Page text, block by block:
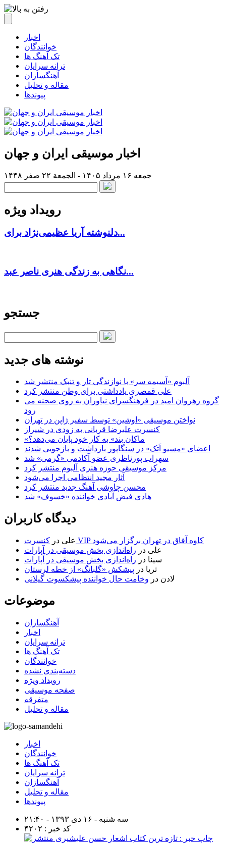
اخبار
خوانندگان
تک آهنگ ها
ترانه سرایان
آهنگسازان
مقاله و تحلیل
پیوندها
اخبار موسیقی ایران و جهان
جمعه ۱۶ مرداد ۱۴۰۵ - الجمعة ۲۲ صفر ۱۴۴۸
رویداد ویژه
دلنوشته آریا عظیمی‌نژاد برای...
نگاهی به زندگی هنری ناصر عبد...
جستجو
نوشته های جدید
آلبوم «آسیمه سر» با نوازندگی تار و تنبک منتشر شد
علی قمصری یادداشتی برای وطن منتشر کرد
گروه رهروان امید در فرهنگسرای نیاوران به روی صحنه می
رود
نواختن موسیقی «اوشین» توسط سفیر ژاپن در تهران
کنسرت علیرضا قربانی به زودی در شیراز
«ماکان بند» به کار خود پایان می‌دهد؟
اعضای «مسیو اَتک» در سنگاپور بازداشت و بازجویی شدند
سهراب پورناظری عضو آکادمی «گرمی» شد
مرکز موسیقی حوزه هنری آلبوم منتشر کرد
آثار مجید انتظامی اجرا می‌شود
محسن چاوشی آهنگ جدید منتشر کرد
هادی فیض آبادی خواننده «خسوف» شد
دیدگاه کاربران
علی در
کنسرت VIP کاوه آفاق در تهران برگزار می‌شود
علی در راه‌اندازی بخش موسیقی در آپارات
سینا در راه‌اندازی بخش موسیقی در آپارات
ثریا در پیشکش «گلبانگ» از خطه لرستان
لادن در وخامت حال خواننده پیشکسوت گیلانی
موضوعات
آهنگسازان
اخبار
ترانه سرایان
تک آهنگ ها
خوانندگان
دسته‌بندی نشده
رویداد ویژه
صفحه موسیقی
متفرقه
مقاله و تحلیل
اخبار
خوانندگان
تک آهنگ ها
ترانه سرایان
آهنگسازان
مقاله و تحلیل
پیوندها
سه شنبه - ۱۶ دی ۱۳۹۳ - ۲۱:۴۰
کد خبر : ۴۲۰۲